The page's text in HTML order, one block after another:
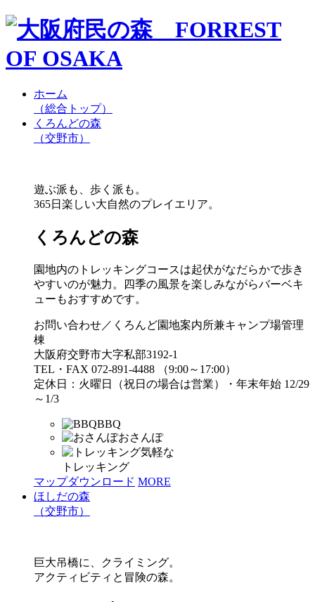
ホーム
（総合トップ）
くろんどの森
（交野市）
遊ぶ派も、歩く派も。
365日楽しい大自然のプレイエリア。
くろんどの森
園地内のトレッキングコースは起伏がなだらかで歩き
やすいのが魅力。四季の風景を楽しみながらバーベキ
ューもおすすめです。
お問い合わせ／くろんど園地案内所兼キャンプ場管理
棟
大阪府交野市大字私部3192-1
TEL・FAX 072-891-4488 （9:00～17:00）
定休日：火曜日（祝日の場合は営業）・年末年始 12/29
～1/3
BBQ
おさんぽ
気軽な
トレッキング
マップダウンロード MORE
ほしだの森
（交野市）
巨大吊橋に、クライミング。
アクティビティと冒険の森。